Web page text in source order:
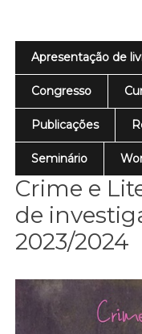
Apresentação de
Congresso
Publicações
Seminário
Crime e
de
2023/2024